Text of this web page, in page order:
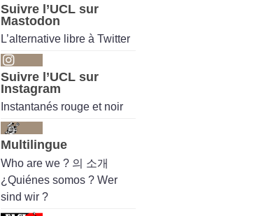
Suivre l’UCL sur
Mastodon
L’alternative libre à Twitter
Suivre l’UCL sur
Instagram
Instantanés rouge et noir
Multilingue
Who are we ? 의 소개
¿Quiénes somos ? Wer
sind wir ?